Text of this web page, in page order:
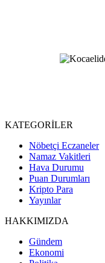
KATEGORİLER
Nöbetçi Eczaneler
Namaz Vakitleri
Hava Durumu
Puan Durumları
Kripto Para
Yayınlar
HAKKIMIZDA
Gündem
Ekonomi